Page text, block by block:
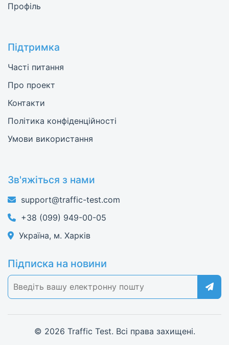
Профіль
Підтримка
Часті питання
Про проект
Контакти
Політика конфіденційності
Умови використання
Зв'яжіться з нами
support@traffic-test.com
+38 (099) 949-00-05
Україна, м. Харків
Підписка на новини
© 2026 Traffic Test. Всі права захищені.